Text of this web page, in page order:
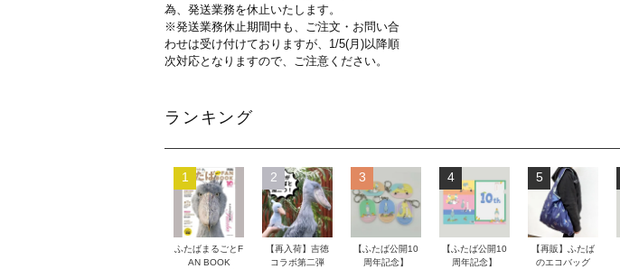
為、発送業務を休止いたします。
※発送業務休止期間中も、ご注文・お問い合
わせは受け付けておりますが、1/5(月)以降順
次対応となりますので、ご注意ください。
ランキング
1
ふたばまるごとF
AN BOOK
2
【再入荷】吉徳
コラボ第二弾
3
【ふたば公開10
周年記念】
4
【ふたば公開10
周年記念】
5
【再販】ふたば
のエコバッグ